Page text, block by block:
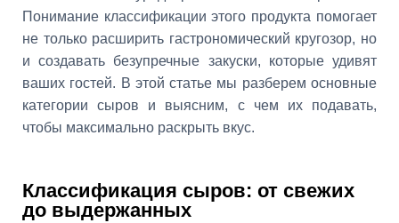
Понимание классификации этого продукта помогает
не только расширить гастрономический кругозор, но
и создавать безупречные закуски, которые удивят
ваших гостей. В этой статье мы разберем основные
категории сыров и выясним, с чем их подавать,
чтобы максимально раскрыть вкус.
Классификация сыров: от свежих
до выдержанных